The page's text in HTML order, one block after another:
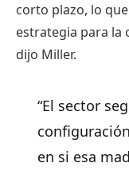
corto plazo, lo
estrategia para la
dijo Miller.
“El sector
en si esa